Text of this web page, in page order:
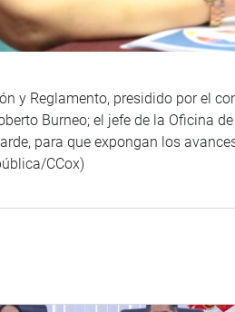
y Reglamento, presidido por el
Burneo; el jefe de la Oficina
para que expongan los
CCox)